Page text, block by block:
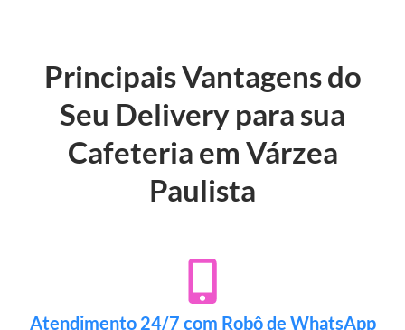
Principais Vantagens do
Seu Delivery para sua
Cafeteria em Várzea
Paulista
Atendimento 24/7 com Robô de WhatsApp